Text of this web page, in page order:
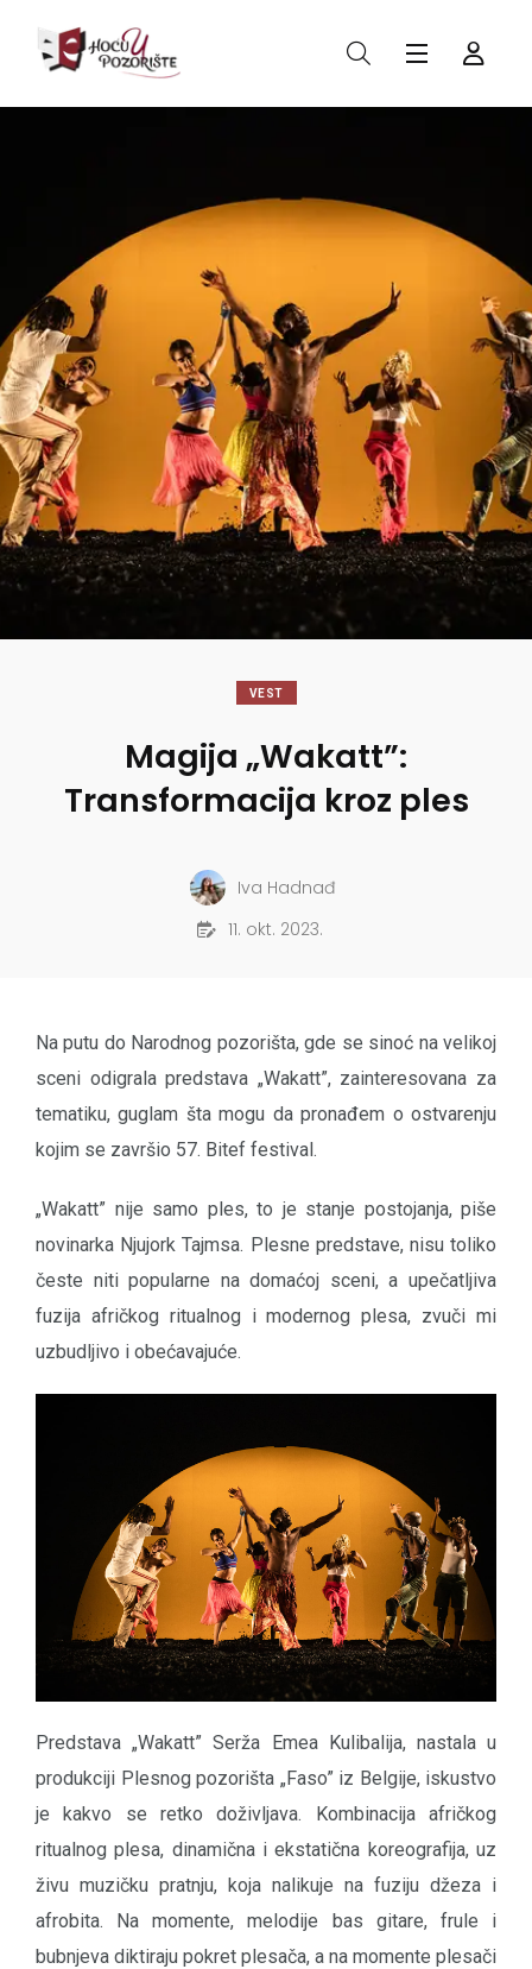
VEST
Magija „Wakatt”:
Transformacija kroz ples
Iva Hadnađ
11. okt. 2023.
Na putu do Narodnog pozorišta, gde se sinoć na velikoj
sceni odigrala predstava „Wakatt”, zainteresovana za
tematiku, guglam šta mogu da pronađem o ostvarenju
kojim se završio 57. Bitef festival.
„Wakatt” nije samo ples, to je stanje postojanja, piše
novinarka Njujork Tajmsa. Plesne predstave, nisu toliko
česte niti popularne na domaćoj sceni, a upečatljiva
fuzija afričkog ritualnog i modernog plesa, zvuči mi
uzbudljivo i obećavajuće.
Predstava „Wakatt” Serža Emea Kulibalija, nastala u
produkciji Plesnog pozorišta „Faso” iz Belgije, iskustvo
je kakvo se retko doživljava. Kombinacija afričkog
ritualnog plesa, dinamična i ekstatična koreografija, uz
živu muzičku pratnju, koja nalikuje na fuziju džeza i
afrobita. Na momente, melodije bas gitare, frule i
bubnjeva diktiraju pokret plesača, a na momente plesači